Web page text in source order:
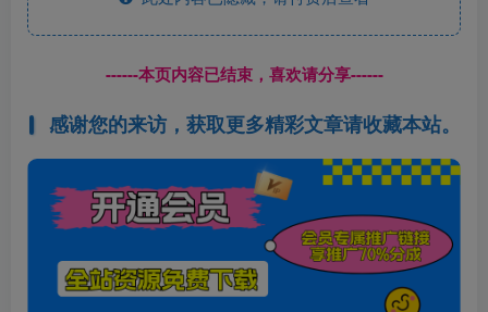
------本页内容已结束，喜欢请分享------
感谢您的来访，获取更多精彩文章请收藏本站。